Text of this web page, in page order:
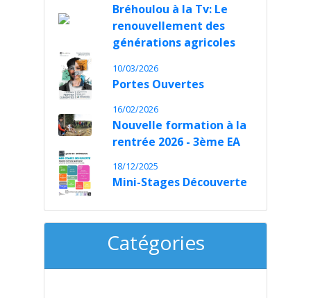
Bréhoulou à la Tv: Le
renouvellement des
générations agricoles
10/03/2026
Portes Ouvertes
16/02/2026
Nouvelle formation à la
rentrée 2026 - 3ème EA
18/12/2025
Mini-Stages Découverte
Catégories